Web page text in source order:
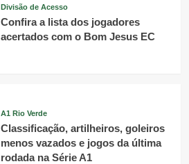
Divisão de Acesso
Confira a lista dos jogadores
acertados com o Bom Jesus EC
A1 Rio Verde
Classificação, artilheiros, goleiros
menos vazados e jogos da última
rodada na Série A1